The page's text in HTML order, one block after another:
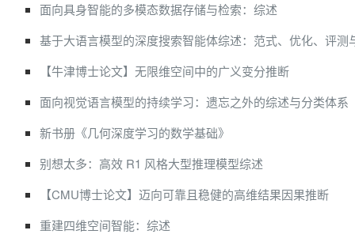
面向具身智能的多模态数据存储与检索：综述
基于大语言模型的深度搜索智能体综述：范式、优化、评测
【牛津博士论文】无限维空间中的广义变分推断
面向视觉语言模型的持续学习：遗忘之外的综述与分类体系
新书册《几何深度学习的数学基础》
别想太多：高效 R1 风格大型推理模型综述
【CMU博士论文】迈向可靠且稳健的高维结果因果推断
重建四维空间智能：综述